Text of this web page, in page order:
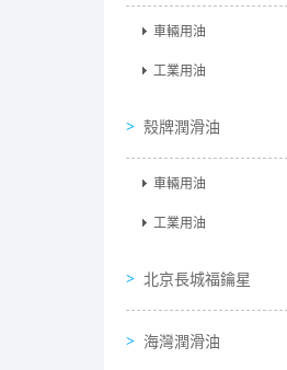
車輛用油
工業用油
殼牌潤滑油
車輛用油
工業用油
北京長城福鑰星
海灣潤滑油